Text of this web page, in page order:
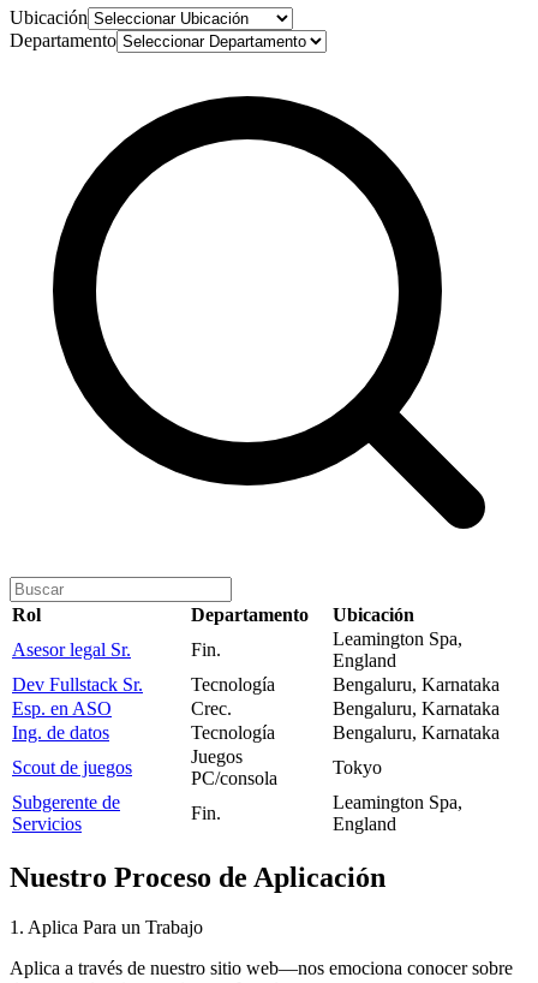
Ubicación
Departamento
Rol Departamento
Ubicación
Asesor legal Sr.
Fin.
Leamington Spa,
England
Dev Fullstack Sr.
Tecnología
Bengaluru, Karnataka
Esp. en ASO
Crec.
Bengaluru, Karnataka
Ing. de datos
Tecnología
Bengaluru, Karnataka
Scout de juegos
Juegos
PC/consola
Tokyo
Subgerente de
Servicios
Fin.
Leamington Spa,
England
Nuestro Proceso de Aplicación
1. Aplica Para un Trabajo
Aplica a través de nuestro sitio web—nos emociona conocer sobre